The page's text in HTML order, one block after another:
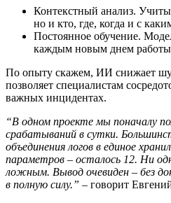
Контекстный анализ.
но и кто, где, когда и с
Постоянное обучение.
каждым новым днем
По опыту скажем, ИИ снижает
позволяет специалистам
важных инцидентах.
“В одном проекте мы поначалу
срабатываний в сутки.
объединения логов в единое
параметров – осталось 12. Ни
ложным. Вывод очевиден – без
в полную силу.” – говорит